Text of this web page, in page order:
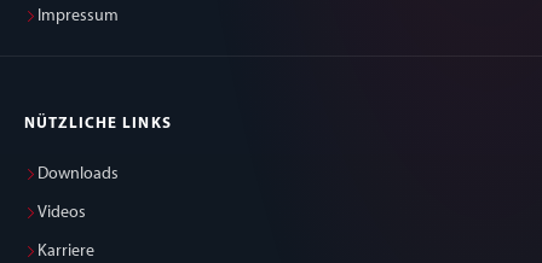
Impressum
NÜTZLICHE LINKS
Downloads
Videos
Karriere